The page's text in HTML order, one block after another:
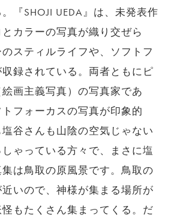
『SHOJI UEDA』は、未発表作
カラーの写真が織り交ぜら
スティルライフや、ソフトフ
録されている。両者ともにピ
画主義写真）の写真家であ
フォーカスの写真が印象的
谷さんも山陰の空気じゃない
ゃっている方々で、まさに塩
は鳥取の原風景です。鳥取の
いので、神様が集まる場所が
もたくさん集まってくる。だ